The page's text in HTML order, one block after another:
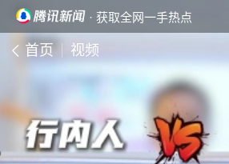
· 获取全网一手热点
首页 视频